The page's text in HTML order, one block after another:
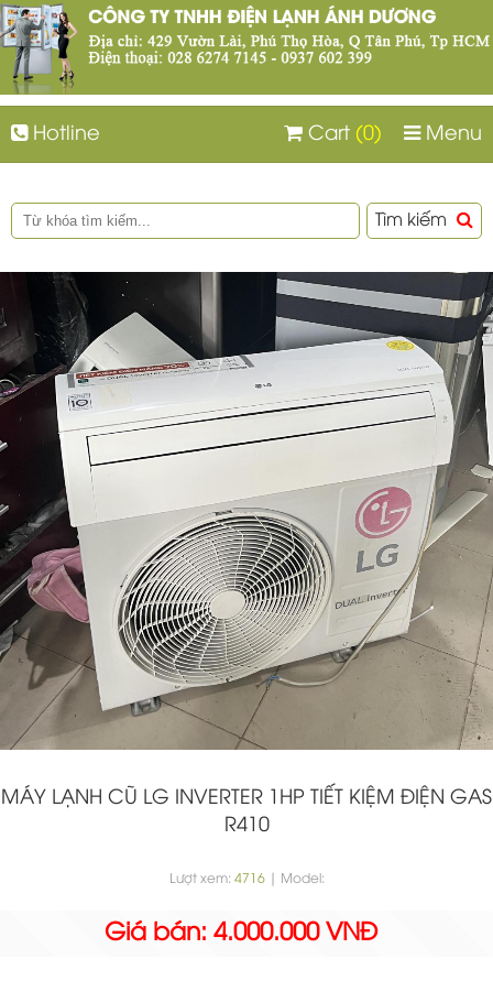
Hotline Menu
Cart (0)
Tìm kiếm
MÁY LẠNH CŨ LG INVERTER 1HP TIẾT KIỆM ĐIỆN GAS
R410
Lượt xem: 4716| Model:
Giá bán: 4.000.000 VNĐ